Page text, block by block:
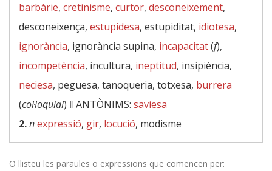
barbàrie, cretinisme, curtor, desconeixement,
desconeixença, estupidesa, estupiditat, idiotesa,
ignorància, ignorància supina, incapacitat(f),
incompetència, incultura, ineptitud, insipiència,
neciesa, peguesa, tanoqueria, totxesa, burrera
(col·loquial) ‖ ANTÒNIMS: saviesa
2.nexpressió, gir, locució, modisme
O llisteu les paraules o expressions que comencen per: